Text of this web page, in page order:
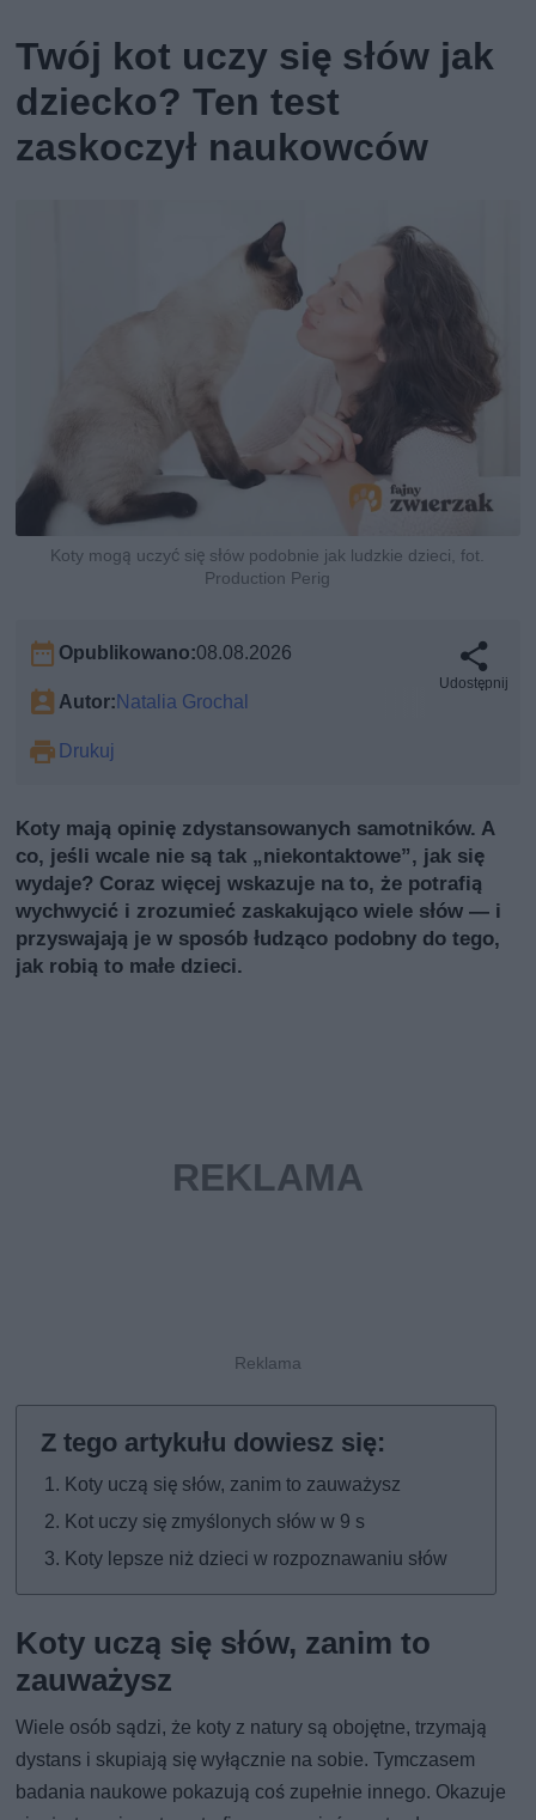
Twój kot uczy się słów jak
dziecko? Ten test
zaskoczył naukowców
Koty mogą uczyć się słów podobnie jak ludzkie dzieci, fot.
Production Perig
Opublikowano:08.08.2026
Autor: Natalia Grochal
Drukuj
Udostępnij
Koty mają opinię zdystansowanych samotników. A
co, jeśli wcale nie są tak „niekontaktowe”, jak się
wydaje? Coraz więcej wskazuje na to, że potrafią
wychwycić i zrozumieć zaskakująco wiele słów — i
przyswajają je w sposób łudząco podobny do tego,
jak robią to małe dzieci.
Koty uczą się słów, zanim to zauważysz
Kot uczy się zmyślonych słów w 9 s
Koty lepsze niż dzieci w rozpoznawaniu słów
Koty uczą się słów, zanim to
zauważysz
Wiele osób sądzi, że koty z natury są obojętne, trzymają
dystans i skupiają się wyłącznie na sobie. Tymczasem
badania naukowe pokazują coś zupełnie innego. Okazuje